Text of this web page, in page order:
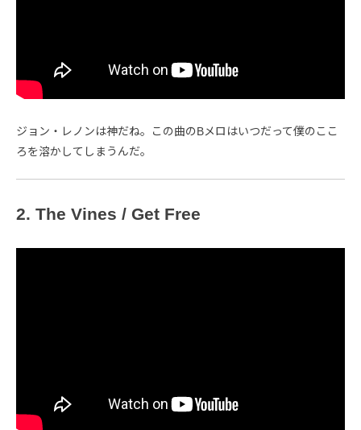
ジョン・レノンは神だね。この曲のBメロはいつだって僕のここ
ろを溶かしてしまうんだ。
2. The Vines / Get Free